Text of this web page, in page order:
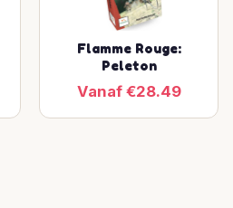
Flamme Rouge:
Peleton
Vanaf €28.49